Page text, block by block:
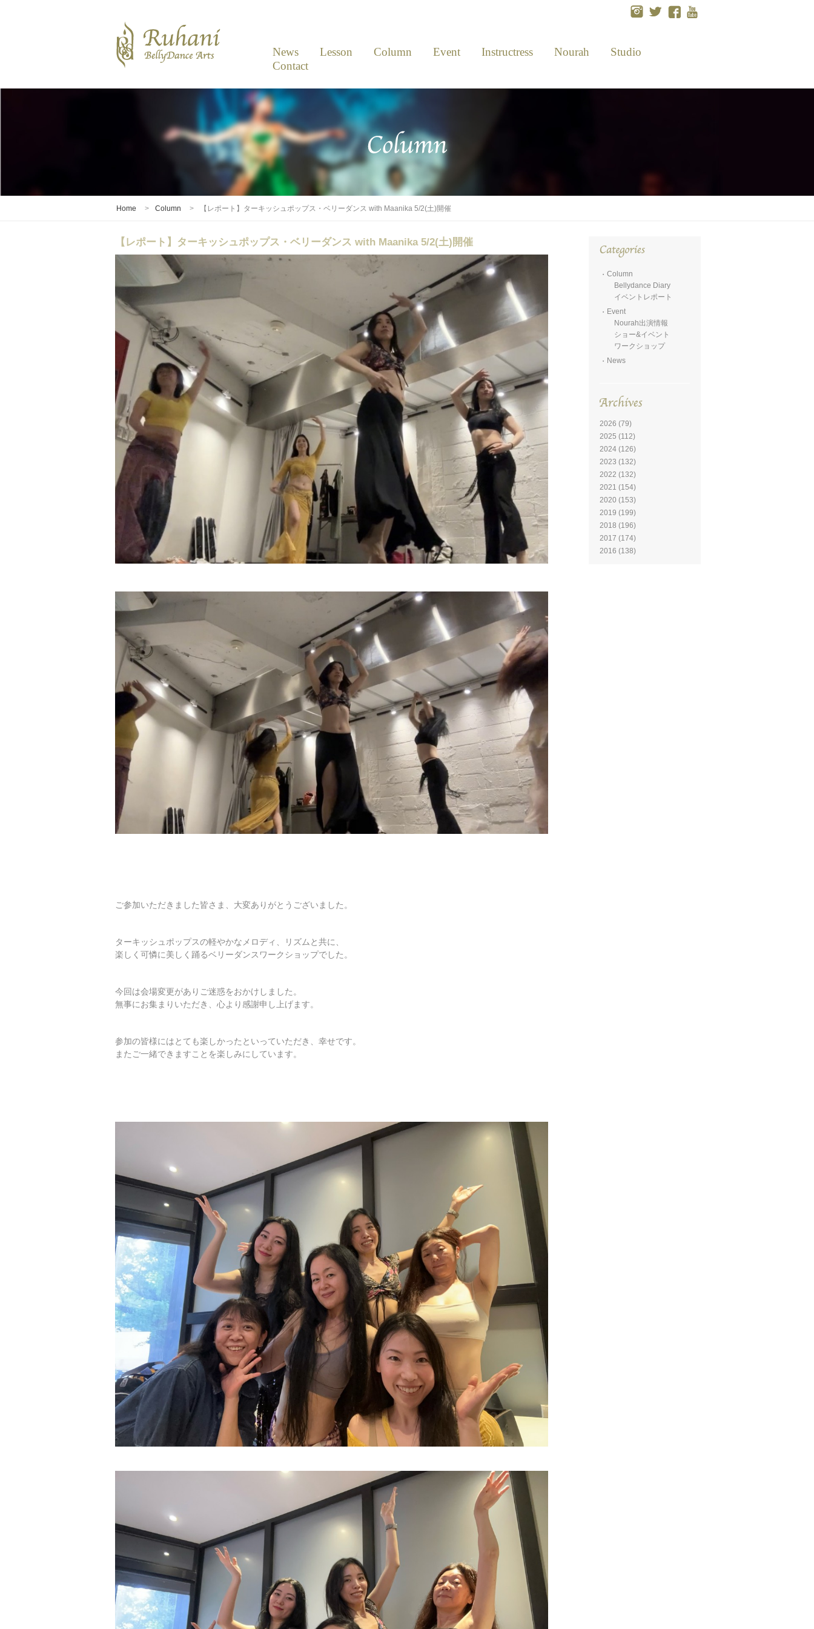
News Lesson Column Event Instructress Nourah
Studio
Contact
Home Column 【レポート】ターキッシュポップス・ベリーダンス with Maanika 5/2(土)開催
【レポート】ターキッシュポップス・ベリーダンス with Maanika 5/2(土)開催
ご参加いただきました皆さま、大変ありがとうございました。
ターキッシュポップスの軽やかなメロディ、リズムと共に、
楽しく可憐に美しく踊るベリーダンスワークショップでした。
今回は会場変更がありご迷惑をおかけしました。
無事にお集まりいただき、心より感謝申し上げます。
参加の皆様にはとても楽しかったといっていただき、幸せです。
またご一緒できますことを楽しみにしています。
Column
Bellydance Diary
イベントレポート
Event
Nourah出演情報
ショー&イベント
ワークショップ
News
2026 (79)
2025 (112)
2024 (126)
2023 (132)
2022 (132)
2021 (154)
2020 (153)
2019 (199)
2018 (196)
2017 (174)
2016 (138)